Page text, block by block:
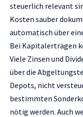
steuerlich relevant
Kosten sauber
automatisch über
Bei Kapitalerträgen
Viele Zinsen und
über die
Depots, nicht
bestimmten
nötig werden. Auch